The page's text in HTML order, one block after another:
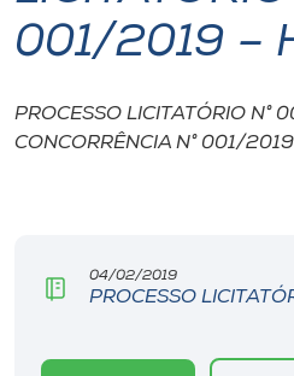
I.nova
Cultura
Biblioteca
Editora
001/2019 –
PROCESSO LICITATÓRIO N°
CONCORRÊNCIA N° 001/2019
04/02/2019
PROCESSO